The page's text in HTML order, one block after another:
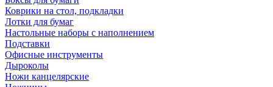
Коврики на стол, подкладки
Лотки для бумаг
Настольные наборы с наполнением
Подставки
Офисные инструменты
Дыроколы
Ножи канцелярские